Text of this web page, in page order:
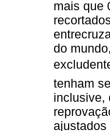
mais que
do
tenham
inclusive,